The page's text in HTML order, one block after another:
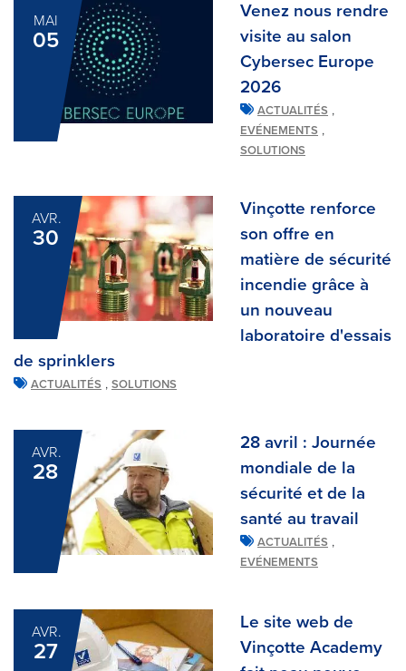
MAI
05
Venez nous rendre
visite au salon
Cybersec Europe
2026
ACTUALITÉS ,
EVÉNEMENTS ,
SOLUTIONS
AVR.
30
Vinçotte renforce
son offre en
matière de sécurité
incendie grâce à
un nouveau
laboratoire d'essais
de sprinklers
ACTUALITÉS , SOLUTIONS
AVR.
28
28 avril : Journée
mondiale de la
sécurité et de la
santé au travail
ACTUALITÉS ,
EVÉNEMENTS
AVR.
27
Le site web de
Vinçotte Academy